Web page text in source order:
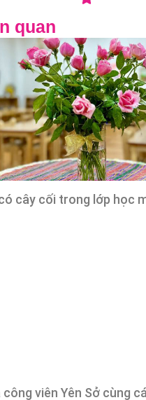
quan
cây cối trong lớp học
viên Yên Sở cùng